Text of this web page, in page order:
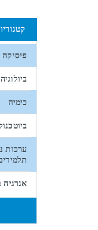
פיסיקה
ביולוגיה
כימיה